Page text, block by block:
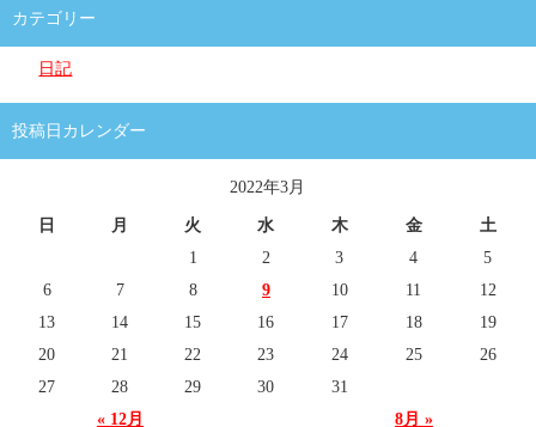
カテゴリー
日記
投稿日カレンダー
2022年3月
日 月 火 水 木 金 土
« 12月 8月 »
1 2 3 4
5
6
7 8 9 10 11
12
13
14 15 16 17 18
19
20
21 22 23 24 25
26
27
28 29 30 31